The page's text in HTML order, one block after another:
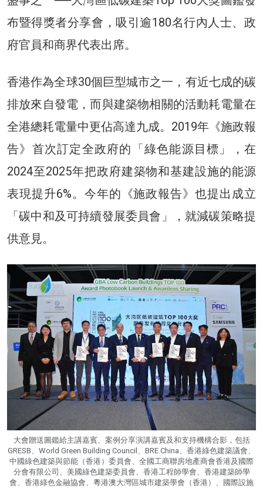
布暨得獎者分享會，吸引逾180名行內人士、政
府官員和商界代表出席。
香港作為全球30個巨型城市之一，有近七成的碳
排放來自發電，而與建築物相關的活動耗電量在
全港總耗電量中更佔高達九成。2019年《施政報
告》首次訂定全政府的「綠色能源目標」，在
2024至2025年把政府建築物和基建設施的能源
表現提升6%。今年的《施政報告》也提出成立
「碳中和及可持續發展委員會」，就減碳策略提
供意見。
大會贈送圖鑑給主講嘉賓、案例分享演講嘉賓及和支持機構合影，包括
GRESB、World Green Building Council、BRE China、香港綠色建築議會、
中國綠色建築與節能（香港）委員會、全國工商聯房地產商會香港及國際
分會有限公司、美國綠色建築委員會、香港工程師學會、香港建築師學
會、香港綠色金融協會、粵港澳大灣區城市建築學會（香港）、國際設施